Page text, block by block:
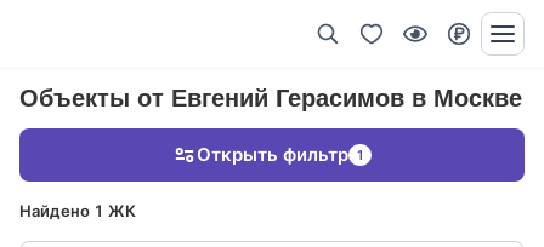
Объекты от Евгений Герасимов в Москве
Найдено 1 ЖК
Открыть фильтр 1